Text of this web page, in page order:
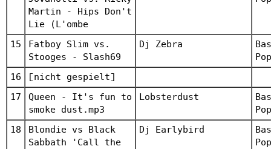
Martin - Hips Don't
Lie (L'ombe
15
Fatboy Slim vs.
Stooges - Slash69
Dj Zebra
Pop
16
[nicht gespielt]
17
Queen - It's fun to
smoke dust.mp3
Lobsterdust
Pop
18
Blondie vs Black
Sabbath 'Call the
Dj Earlybird
Pop